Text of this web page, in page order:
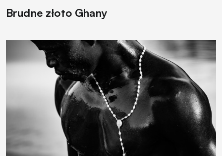
Brudne złoto Ghany